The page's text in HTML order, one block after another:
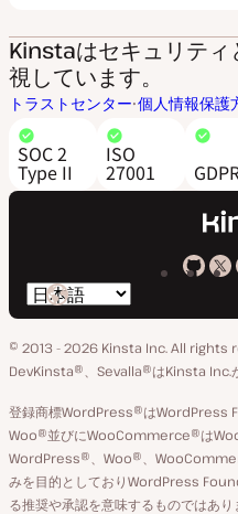
Kinstaはセキュリティ
視しています。
トラストセンター 個人情報保護
SOC 2
Type II
ISO
27001
X
ア
カ
ウ
ン
ト
言
語
の
り
替
え
© 2013 - 2026 Kinsta Inc. All rights
DevKinsta®、Sevalla®はKinsta Inc.
登録商標WordPress®はWordPress
Woo®並びにWooCommerce®は
WordPress®、Woo®、
みを目的としておりWordPress
る推奨や承認を意味するものではあ